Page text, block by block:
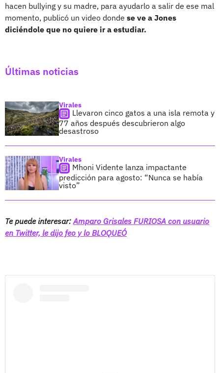
hacen bullying y su madre, para ayudarlo a salir de ese mal
momento, publicó un video donde se ve a Jones
diciéndole que no quiere ir a estudiar.
Últimas noticias
Virales
Llevaron cinco gatos a una isla remota y
77 años después descubrieron algo
desastroso
Virales
Mhoni Vidente lanza impactante
predicción para agosto: “Nunca se había
visto”
Te puede interesar: Amparo Grisales FURIOSA con usuario
en Twitter, le dijo feo y lo BLOQUEÓ